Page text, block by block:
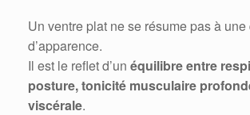
Un ventre plat ne se résume pas à
d’apparence.
Il est le reflet d’un équilibre entre
posture, tonicité musculaire
viscérale.